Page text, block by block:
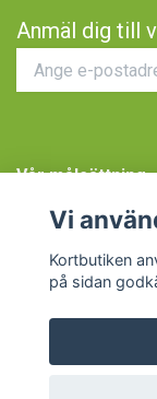
Anmäl dig till
Vår målsättning
Vi
Kortbutiken
på sidan